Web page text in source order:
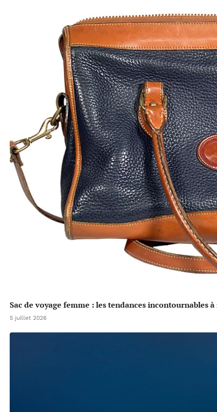
Sac de voyage femme : les tendances incontournables
5 juillet 2026